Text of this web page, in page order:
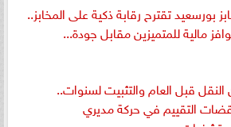
بورسعيد تقترح رقابة ذكية على المخابز..
مالية للمتميزين مقابل جودة...
النقل قبل العام والتثبيت لسنوات..
التقييم في حركة مديري